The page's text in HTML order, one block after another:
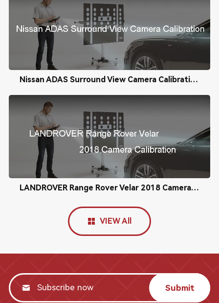
Nissan ADAS Surround View Camera Calibration
LANDROVER Range Rover Velar 2018 Camera Calibration
VIEW All
Submit